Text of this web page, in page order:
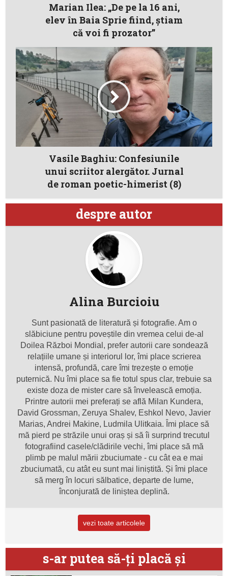
Marian Ilea: „De pe la 16 ani,
elev în Baia Sprie fiind, știam
că voi fi prozator”
Vasile Baghiu: Confesiunile
unui scriitor alergător. Jurnal
de roman poetic-himerist (8)
despre autor
Alina Burcioiu
Sunt pasionată de literatură și fotografie. Am o
slăbiciune pentru poveștile din vremea celui de-al
Doilea Război Mondial, prefer autorii care sondează
relațiile umane și interiorul lor, îmi place scrierea
intensă, profundă, care îmi trezește o emoție
puternică. Nu îmi place sa fie totul spus clar, trebuie sa
existe doza de mister care să învelească emoția.
Printre autorii mei preferați se află Milan Kundera,
David Grossman, Zeruya Shalev, Eshkol Nevo, Javier
Marias, Andrei Makine, Ludmila Ulitkaia. Îmi place să
mă pierd pe străzile unui oraș și să îi surprind trecutul
fotografiind casele/clădirile vechi, îmi place să mă
plimb pe malul mării zbuciumate - cu cât ea e mai
zbuciumată, cu atât eu sunt mai liniștită. Și îmi place
să merg în locuri sălbatice, departe de lume,
înconjurată de liniștea deplină.
vezi toate articolele
s-ar putea să-ţi placă şi